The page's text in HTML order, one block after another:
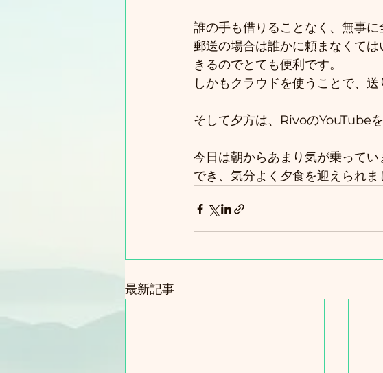
誰の手も借りることなく、無事に
郵送の場合は誰かに頼まなくて
きるのでとても便利です。
しかもクラウドを使うことで、
そして夕方は、RivoのYouTube
今日は朝からあまり気が乗って
でき、気分よく夕食を迎えられま
最新記事